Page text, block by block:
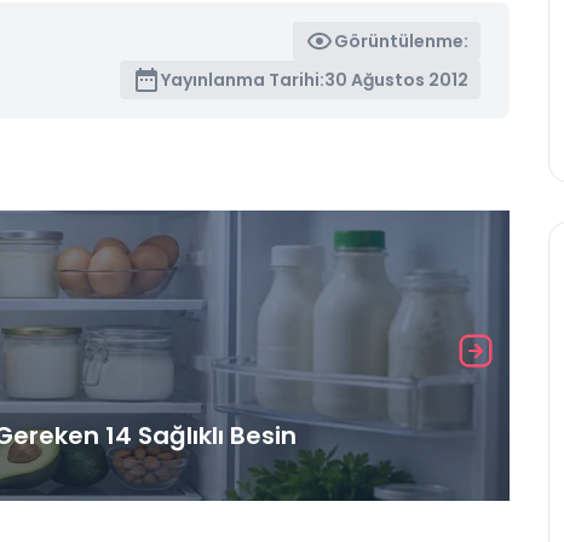
Görüntülenme:
Yayınlanma Tarihi:30 Ağustos 2012
14 Sağlıklı Besin